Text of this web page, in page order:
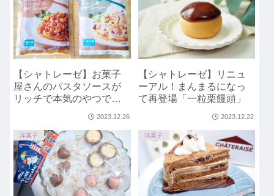
【シャトレーゼ】お菓子
屋さんのパスタソースが
リッチで本気のやつでし
2023.12.26
【シャトレーゼ】リニュ
ーアル！まんまるになっ
て再登場「一粒栗饅頭」
2023.12.22
洋菓子 洋菓子